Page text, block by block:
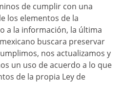
de cumplir con una
los elementos de la
a la información, la última
buscara preservar
nos actualizamos y
un uso de acuerdo a lo que
de la propia Ley de